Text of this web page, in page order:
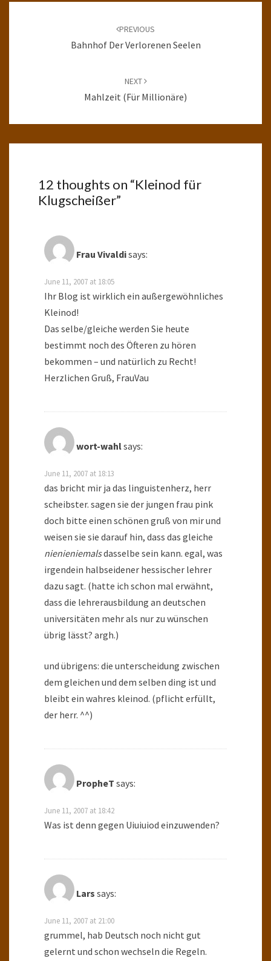
PREVIOUS
Bahnhof Der Verlorenen Seelen
NEXT
Mahlzeit (für Millionäre)
12 thoughts on “Kleinod für
Klugscheißer”
Frau Vivaldisays:
June 11, 2007 at 18:05
Ihr Blog ist wirklich ein außergewöhnliches
Kleinod!
Das selbe/gleiche werden Sie heute
bestimmt noch des Öfteren zu hören
bekommen – und natürlich zu Recht!
Herzlichen Gruß, FrauVau
wort-wahlsays:
June 11, 2007 at 18:13
das bricht mir ja das linguistenherz, herr
scheibster. sagen sie der jungen frau pink
doch bitte einen schönen gruß von mir und
weisen sie sie darauf hin, dass das gleiche
nienieniemalsdasselbe sein kann. egal, was
irgendein halbseidener hessischer lehrer
dazu sagt. (hatte ich schon mal erwähnt,
dass die lehrerausbildung an deutschen
universitäten mehr als nur zu wünschen
übrig lässt? argh.)
und übrigens: die unterscheidung zwischen
dem gleichen und dem selben ding ist und
bleibt ein wahres kleinod. (pflicht erfüllt,
der herr. ^^)
PropheT says:
June 11, 2007 at 18:42
Was ist denn gegen Uiuiuiod einzuwenden?
Lars says:
June 11, 2007 at 21:00
grummel, hab Deutsch noch nicht gut
gelernt und schon wechseln die Regeln.